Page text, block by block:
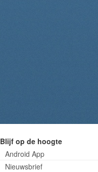
Blijf op de hoogte
Android App
Nieuwsbrief